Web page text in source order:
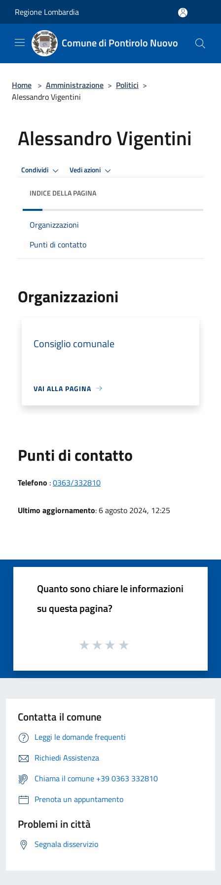
Regione Lombardia
Comune di Pontirolo Nuovo
Home > Amministrazione > Politici >
Alessandro Vigentini
Alessandro Vigentini
Condividi Vedi azioni
INDICE DELLA PAGINA
Organizzazioni
Punti di contatto
Organizzazioni
Consiglio comunale
VAI ALLA PAGINA
Punti di contatto
Telefono :0363/332810
Ultimo aggiornamento: 6 agosto 2024, 12:25
Quanto sono chiare le informazioni
su questa pagina?
Contatta il comune
Leggi le domande frequenti
Richiedi Assistenza
Chiama il comune +39 0363 332810
Prenota un appuntamento
Problemi in città
Segnala disservizio